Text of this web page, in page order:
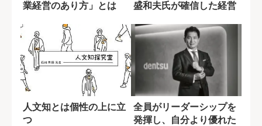
業経営のあり方」とは
盛和夫氏が確信した経営
人文知とは個性の上に立
つ
全員がリーダーシップを
発揮し、自分より優れた